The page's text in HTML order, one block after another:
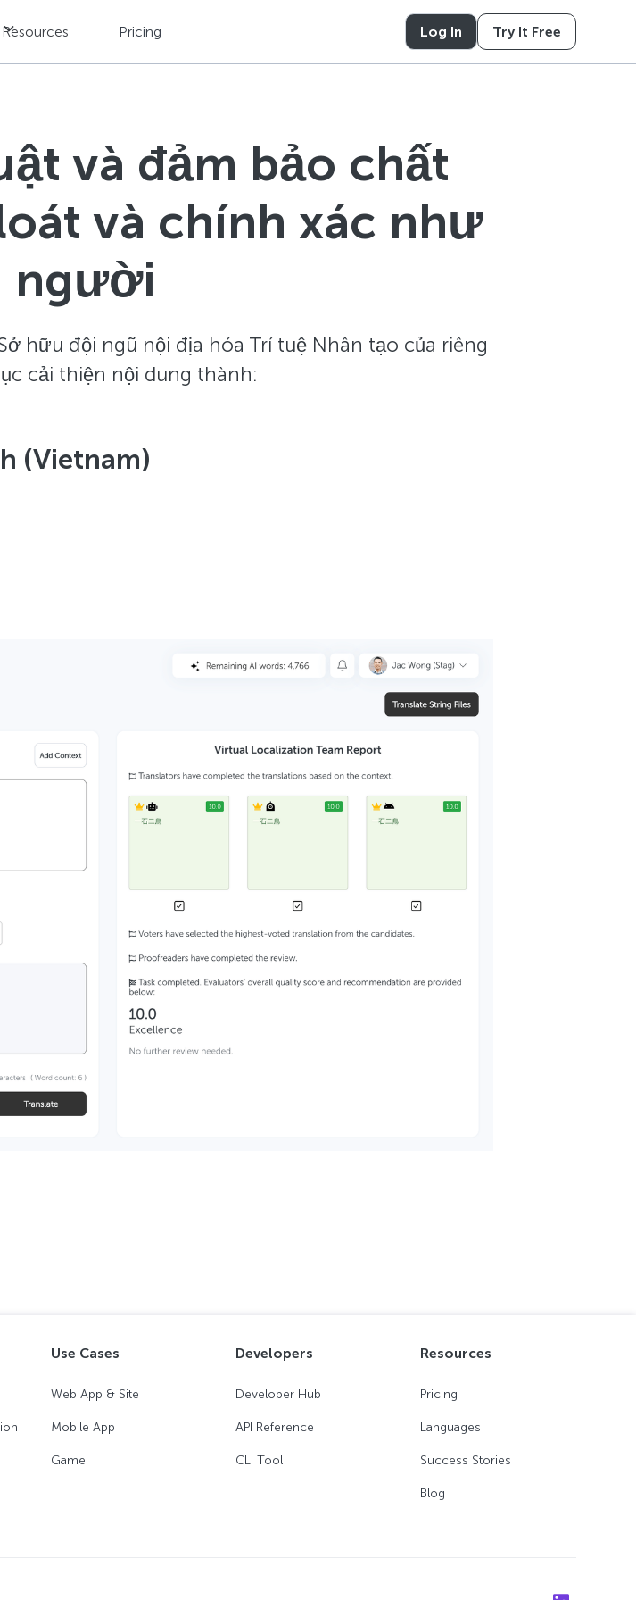
Resources Pricing Log In Try It Free
và đảm bảo chất
và chính xác như
người
hữu đội ngũ nội địa hóa Trí tuệ Nhân tạo của riêng
cải thiện nội dung thành:
(Vietnam)
Use Cases
Web App & Site
Mobile App
Game
Developers
Developer Hub
API Reference
CLI Tool
Resources
Pricing
Languages
Success Stories
Blog